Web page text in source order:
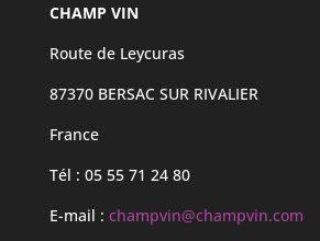
CHAMP VIN
Route de Leycuras
87370 BERSAC SUR RIVALIER
France
Tél : 05 55 71 24 80
E-mail : champvin@champvin.com